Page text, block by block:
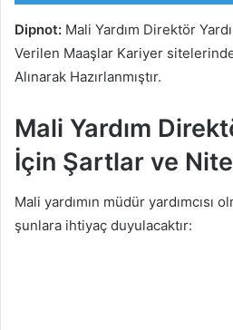
Dipnot: Mali Yardım Direktör
Verilen Maaşlar Kariyer
Alınarak Hazırlanmıştır.
Mali Yardım
İçin Şartlar ve
Mali yardımın müdür yardımcısı
şunlara ihtiyaç duyulacaktır: